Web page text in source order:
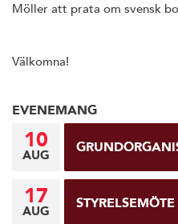
Möller att prata om svensk
Välkomna!
EVENEMANG
10
AUG
17
AUG